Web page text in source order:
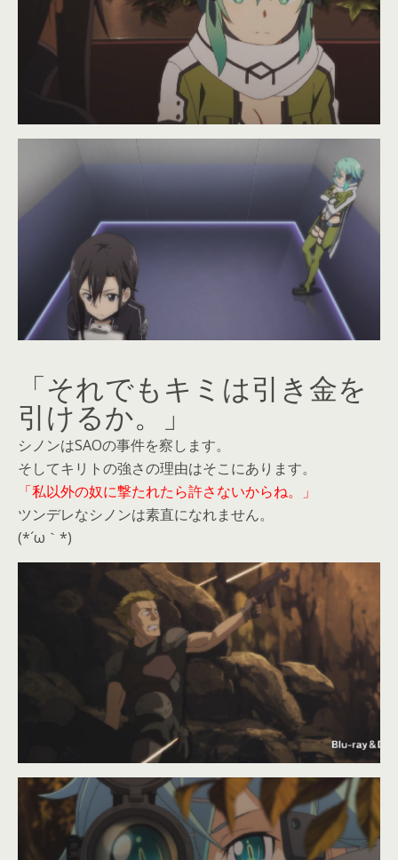
「それでもキミは引き金を
引けるか。」
シノンはSAOの事件を察します。
そしてキリトの強さの理由はそこにあります。
「私以外の奴に撃たれたら許さないからね。」
ツンデレなシノンは素直になれません。
(*´ω｀*)